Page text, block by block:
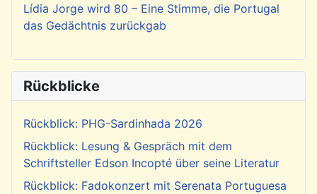
Lídia Jorge wird 80 – Eine Stimme, die Portugal
das Gedächtnis zurückgab
Rückblicke
Rückblick: PHG-Sardinhada 2026
Rückblick: Lesung & Gespräch mit dem
Schriftsteller Edson Incopté über seine Literatur
Rückblick: Fadokonzert mit Serenata Portuguesa